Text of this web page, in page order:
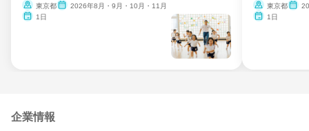
東京都
2026年8月・9月・10月・11月
1日
東京都
1日
企業情報